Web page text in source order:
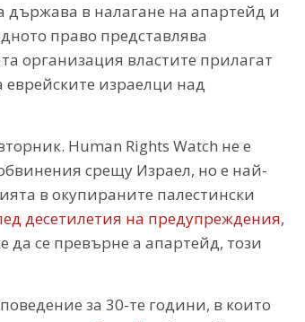
държава в налагане на апартейд и
право представлява
организация властите прилагат
еврейските израелци над
Human Rights Watch не е
срещу Израел, но е най-
в окупираните палестински
десетилетия на предупреждения,
да се превърне а апартейд, този
за 30-те години, в които